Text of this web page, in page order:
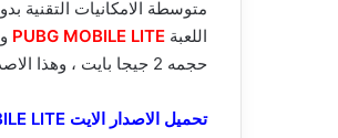
متوسطة الامكانيات التقنية
اللعبة PUBG MOBILE LITE
حجمه 2 جيجا بايت ، وهذا الاصدار المميز متوفر على متجر جوجل بلاي .
تحميل الاصدار الايت PUBG MOBILE LITE لهواتف الاندرويد